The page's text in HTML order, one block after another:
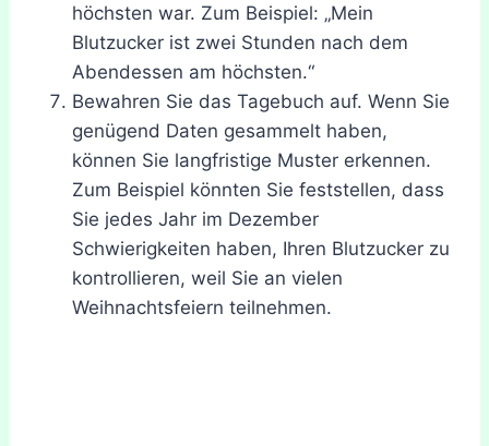
höchsten war. Zum Beispiel: „Mein
Blutzucker ist zwei Stunden nach dem
Abendessen am höchsten.“
Bewahren Sie das Tagebuch auf. Wenn Sie
genügend Daten gesammelt haben,
können Sie langfristige Muster erkennen.
Zum Beispiel könnten Sie feststellen, dass
Sie jedes Jahr im Dezember
Schwierigkeiten haben, Ihren Blutzucker zu
kontrollieren, weil Sie an vielen
Weihnachtsfeiern teilnehmen.